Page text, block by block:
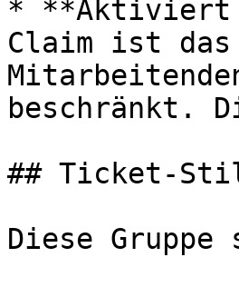
* **Aktiviert
Claim ist
beschränkt.
## Ticket-
Diese